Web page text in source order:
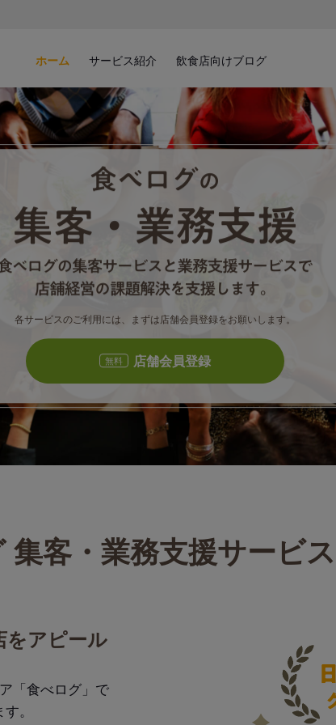
ホーム サービス紹介 飲食店向けブログ
食べロ
各サービスのご利用には、まずは店舗会員登録をお願いします。
無料 店舗会員登録
集客・業務支援サービ
をアピール
「食べログ」で
。